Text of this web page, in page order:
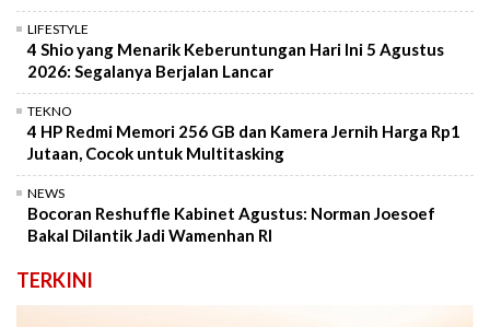
LIFESTYLE
4 Shio yang Menarik Keberuntungan Hari Ini 5 Agustus
2026: Segalanya Berjalan Lancar
TEKNO
4 HP Redmi Memori 256 GB dan Kamera Jernih Harga Rp1
Jutaan, Cocok untuk Multitasking
NEWS
Bocoran Reshuffle Kabinet Agustus: Norman Joesoef
Bakal Dilantik Jadi Wamenhan RI
TERKINI